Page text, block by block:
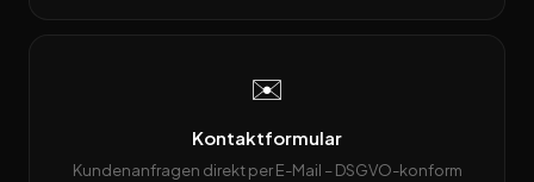
✉️
Kontaktformular
Kundenanfragen direkt per E-Mail – DSGVO-konform